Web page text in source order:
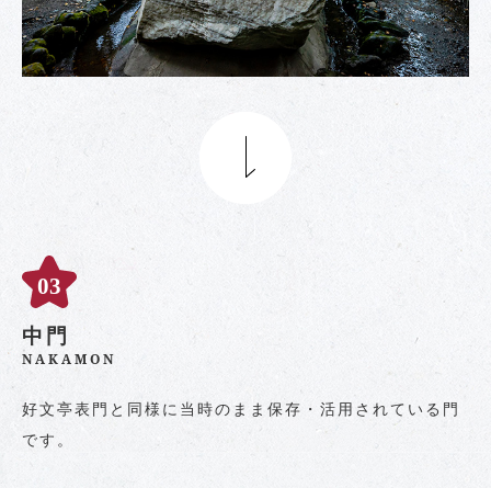
中門
NAKAMON
好文亭表門と同様に当時のまま保存・活用されている門
です。